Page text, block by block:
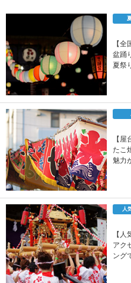
【全
盆踊
夏祭
【
たこ
魅力
人
【
アク
ング